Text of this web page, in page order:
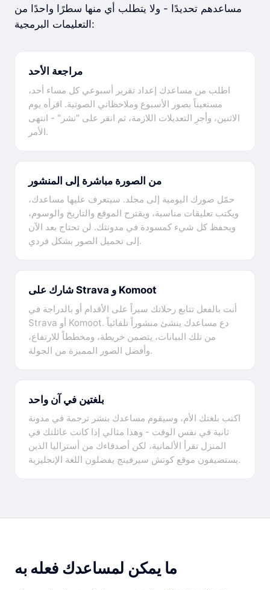
مساعدهم تحديدًا - ولا يتطلب أي منها سطرًا واحدًا من
التعليمات البرمجية:
مراجعة الأحد
اطلب من مساعدك إعداد تقرير أسبوعي كل مساء أحد،
مستعيناً بصور الأسبوع وملاحظاتي الصوتية. اقرأه يوم
الاثنين، وأجرِ التعديلات اللازمة، ثم انقر على "نشر" - انتهى
الأمر.
من الصورة مباشرة إلى المنشور
حمّل صورك اليومية إلى مجلد. سيتعرف عليها مساعدك،
ويكتب تعليقات مناسبة، ويقترح الموقع والتاريخ والوسوم،
ويحفظ كل شيء كمسودة في مدونتك. لن تحتاج بعد الآن
إلى تحميل الصور بشكل فردي.
شارك على Strava و Komoot
أنت بالفعل تتابع رحلاتك سيراً على الأقدام أو بالدراجة في
Strava أو Komoot. دع مساعدك ينشئ منشوراً تلقائياً
من تلك البيانات، يتضمن خريطة، ومخططاً للارتفاع،
وأفضل الصور المميزة من الجولة.
بلغتين في آن واحد
اكتب بلغتك الأم، وسيقوم مساعدك بنشر ترجمة في مدونة
ثانية في نفس الوقت - وهذا مثالي إذا كانت عائلتك في
المنزل تقرأ الألمانية، لكن أصدقاءك من أستراليا الذين
يستضيفون موقع كوتش سيرفينج يفضلون اللغة الإنجليزية.
ما يمكن لمساعدك فعله به